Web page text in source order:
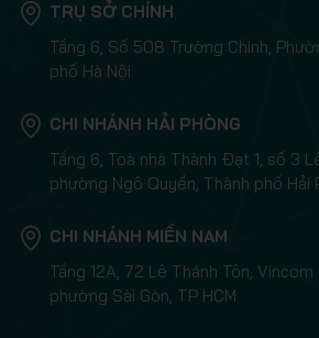
TRỤ SỞ CHÍNH
Tầng 6, Số 508 Trường Chinh,
phố Hà Nội
CHI NHÁNH HẢI PHÒNG
Tầng 6, Toà nhà Thành Đạt 1, số 3
phường Ngô Quyền, Thành phố Hải
CHI NHÁNH MIỀN NAM
Tầng 12A, 72 Lê Thánh Tôn,
phường Sài Gòn, TP HCM